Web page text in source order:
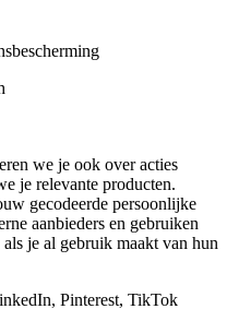
we je ook over acties
je relevante producten.
gecodeerde persoonlijke
aanbieders en gebruiken
je al gebruik maakt van hun
Pinterest, TikTok